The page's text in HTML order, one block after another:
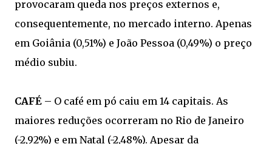
provocaram queda nos preços externos e,
consequentemente, no mercado interno. Apenas
em Goiânia (0,51%) e João Pessoa (0,49%) o preço
médio subiu.
CAFÉ – O café em pó caiu em 14 capitais. As
maiores reduções ocorreram no Rio de Janeiro
(-2,92%) e em Natal (-2,48%). Apesar da